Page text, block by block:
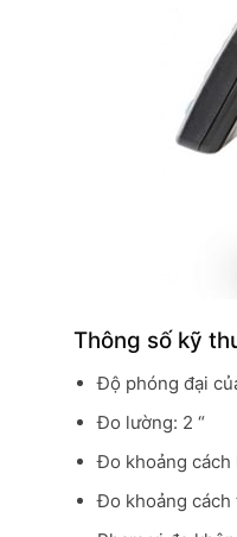
Thông số kỹ
Độ phóng đại
Đo lường: 2 “
Đo khoảng cách
Đo khoảng cách